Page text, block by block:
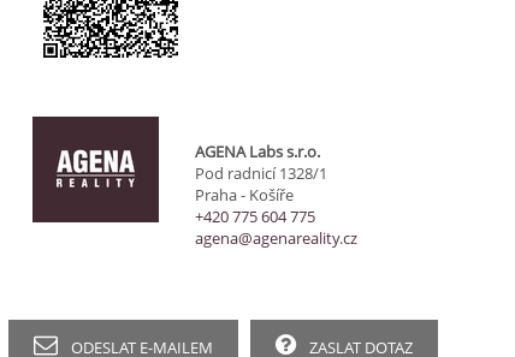
AGENA Labs s.r.o.
Pod radnicí 1328/1
Praha - Košíře
+420 775 604 775
agena@agenareality.cz
ODESLAT E-MAILEM ZASLAT DOTAZ